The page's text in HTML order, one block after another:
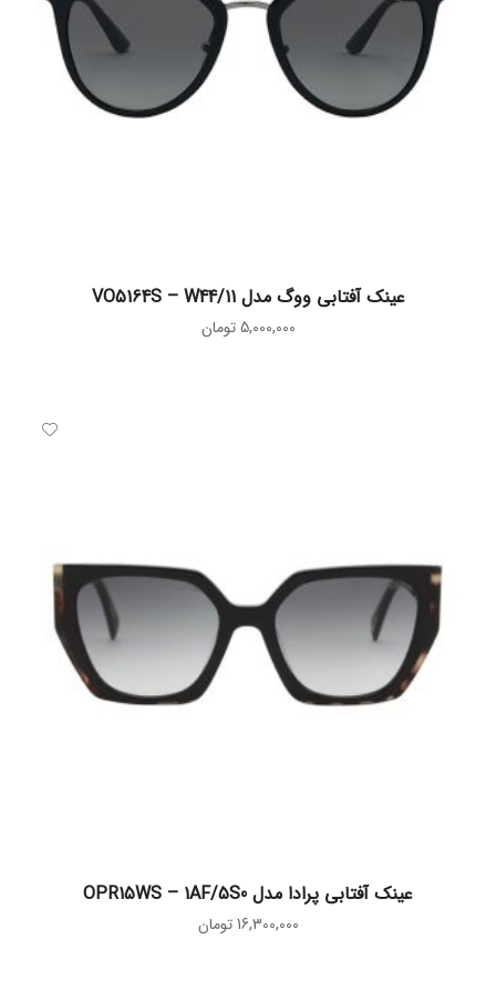
افزودن به سبد خرید
عینک آفتابی ووگ مدل VO5164S – W44/11
5,000,000 تومان
افزودن به سبد خریدعینک آفتابی پرادا مدل OPR15WS – 1AF/5S0
16,300,000 تومان